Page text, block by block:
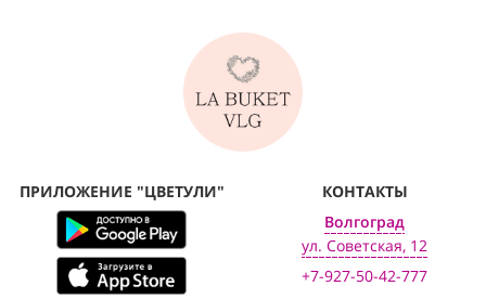
ПРИЛОЖЕНИЕ "ЦВЕТУЛИ"
КОНТАКТЫ
Волгоград
ул. Советская, 12
+7-927-50-42-777